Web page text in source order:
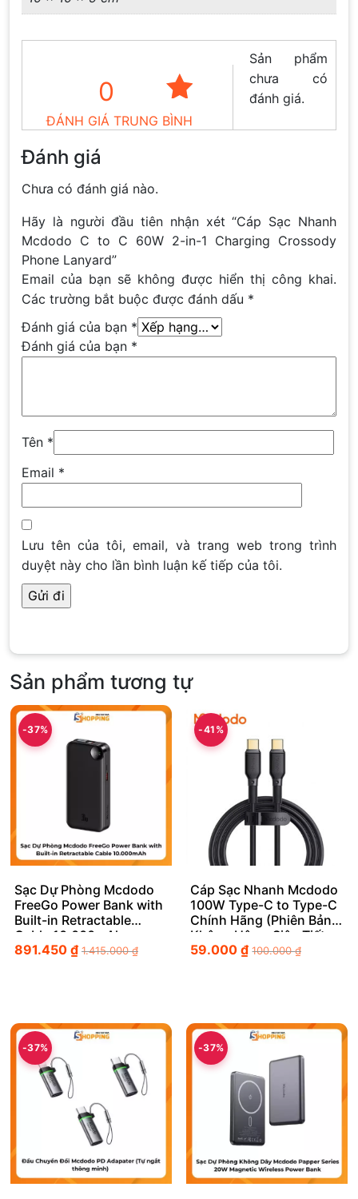
0
ĐÁNH GIÁ TRUNG BÌNH
Sản phẩm
chưa có
đánh giá.
Đánh giá
Chưa có đánh giá nào.
Hãy là người đầu tiên nhận xét “Cáp Sạc Nhanh
Mcdodo C to C 60W 2-in-1 Charging Crossody
Phone Lanyard”
Email của bạn sẽ không được hiển thị công khai.
Các trường bắt buộc được đánh dấu *
Đánh giá của bạn *
Đánh giá của bạn *
Tên *
Email *
Lưu tên của tôi, email, và trang web trong trình
duyệt này cho lần bình luận kế tiếp của tôi.
Sản phẩm tương tự
-37%
Sạc Dự Phòng Mcdodo
FreeGo Power Bank with
Built-in Retractable
Cable 10.000mAh
891.450 ₫ 1.415.000₫
-41%
Cáp Sạc Nhanh Mcdodo
100W Type-C to Type-C
Chính Hãng (Phiên Bản
Không Hộp – Siêu Tiết
Kiệm)
59.000₫ 100.000₫
-37% -37%